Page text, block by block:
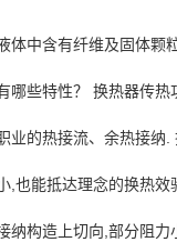
体中含有纤维及固体
哪些特性？ 换热器传
业的热接流、余热接纳
,也能抵达理念的换热效
纳构造上切向,部分阻